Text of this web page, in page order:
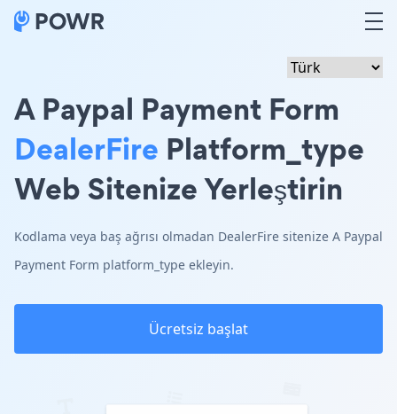
A Paypal Payment Form
DealerFire Platform_type
Web Sitenize Yerleştirin
Kodlama veya baş ağrısı olmadan DealerFire sitenize A Paypal
Payment Form platform_type ekleyin.
Ücretsiz başlat